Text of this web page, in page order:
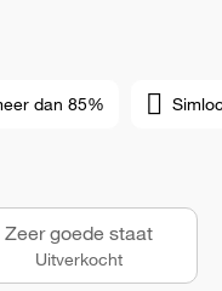
dan 85%
Zeer goede staat
Uitverkocht